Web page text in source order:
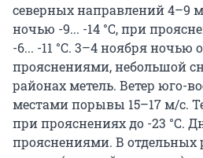
северных направлений 4–9
ночью -9... -14 °С, при
-6... -11 °С. 3–4 ноября ночью
прояснениями, небольшой
районах метель. Ветер юго-
местами порывы 15–17 м/с.
при прояснениях до -23 °С.
прояснениями. В отдельных